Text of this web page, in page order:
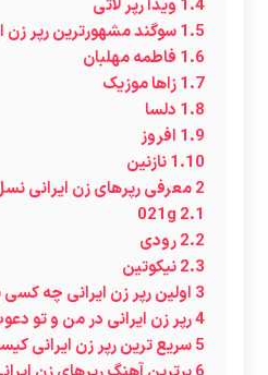
1.4 ویدا رپر لاتی
1.5سوگند مشهورترین رپر زن
1.6 فاطمه مهلبان
1.7زاها موزیک
1.8 دلسا
1.9 افروز
1.10نازنین
2معرفی رپرهای زن ایرانی نسل
2.1
021g
2.2رودی
2.3نیکوتین
3 اولین رپر زن ایرانی چه
4رپر زن ایرانی در من و تو
5سریع ترین رپر زن ایرانی